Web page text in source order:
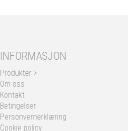
INFORMASJON
Produkter >
Om oss
Kontakt
Betingelser
Personvernerklæring
Cookie policy